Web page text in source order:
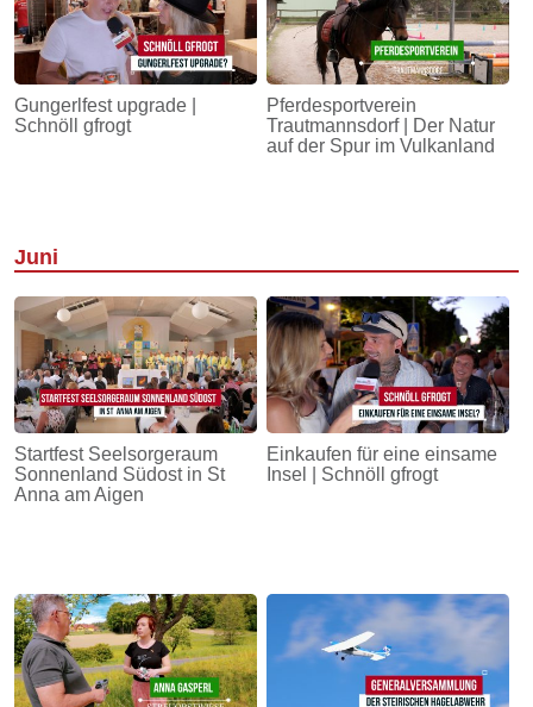
Gungerlfest upgrade |
Schnöll gfrogt
Pferdesportverein
Trautmannsdorf | Der Natur
auf der Spur im Vulkanland
Juni
Startfest Seelsorgeraum
Sonnenland Südost in St
Anna am Aigen
Einkaufen für eine einsame
Insel | Schnöll gfrogt